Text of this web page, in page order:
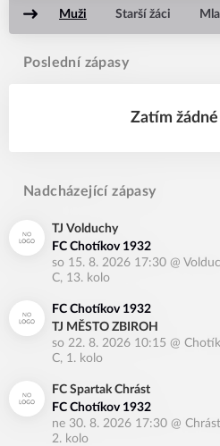
Muži Starší žáci
Poslední zápasy
Zatím
Nadcházející zápasy
TJ Volduchy
FC Chotíkov 1932
so 15. 8. 2026 17:30 @
C, 13. kolo
FC Chotíkov 1932
TJ MĚSTO ZBIROH
so 22. 8. 2026 10:15 @
C, 1. kolo
FC Spartak Chrást
FC Chotíkov 1932
ne 30. 8. 2026 17:30 @
2. kolo